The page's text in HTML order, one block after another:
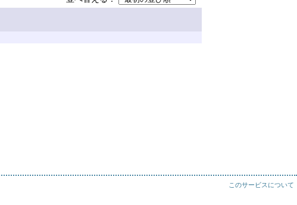
このサービスについて